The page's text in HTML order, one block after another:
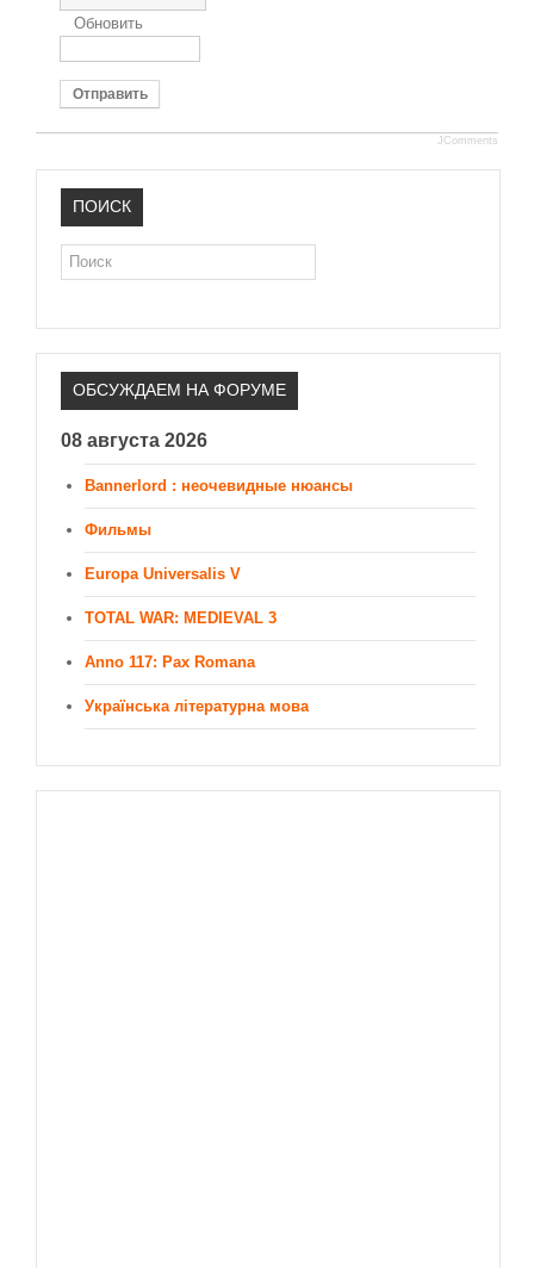
Обновить
Отправить
JComments
ПОИСК
Поиск
ОБСУЖДАЕМ НА ФОРУМЕ
08 августа 2026
Bannerlord : неочевидные нюансы
Фильмы
Europa Universalis V
TOTAL WAR: MEDIEVAL 3
Anno 117: Pax Romana
Українська літературна мова